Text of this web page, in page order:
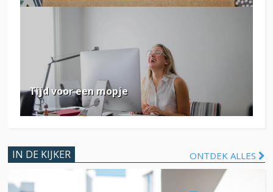
Tijd voor een mopje
IN DE KIJKER ONTDEK ALLES